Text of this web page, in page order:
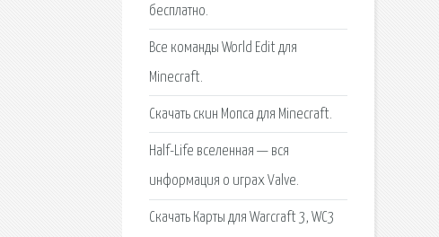
бесплатно.
Все команды World Edit для
Minecraft.
Скачать скин Мопса для Minecraft.
Half-Life вселенная — вся
информация о играх Valve.
Скачать Карты для Warcraft 3, WC3